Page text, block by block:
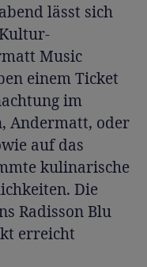
lässt sich
Music
einem Ticket
im
Andermatt, oder
auf das
kulinarische
Die
Radisson Blu
erreicht